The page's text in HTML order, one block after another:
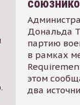
Дональда
партию
в рамках
этом
два